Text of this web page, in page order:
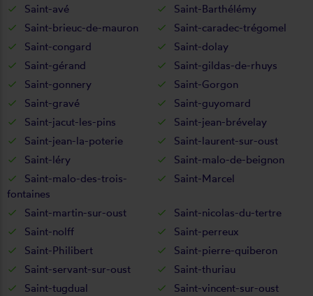
Saint-avé
Saint-Barthélémy
Saint-brieuc-de-mauron
Saint-caradec-trégomel
Saint-congard
Saint-dolay
Saint-gérand
Saint-gildas-de-rhuys
Saint-gonnery
Saint-Gorgon
Saint-gravé
Saint-guyomard
Saint-jacut-les-pins
Saint-jean-brévelay
Saint-jean-la-poterie
Saint-laurent-sur-oust
Saint-léry
Saint-malo-de-beignon
Saint-malo-des-trois-
fontaines
Saint-Marcel
Saint-martin-sur-oust
Saint-nicolas-du-tertre
Saint-nolff
Saint-perreux
Saint-Philibert
Saint-pierre-quiberon
Saint-servant-sur-oust
Saint-thuriau
Saint-tugdual
Saint-vincent-sur-oust